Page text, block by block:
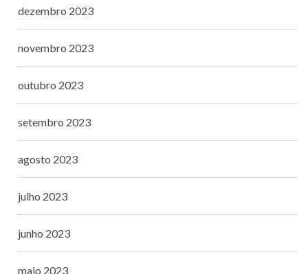
dezembro 2023
novembro 2023
outubro 2023
setembro 2023
agosto 2023
julho 2023
junho 2023
maio 2023